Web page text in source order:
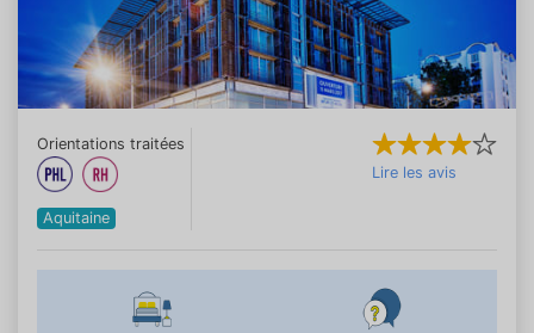
Orientations traitées
Aquitaine
Lire les avis